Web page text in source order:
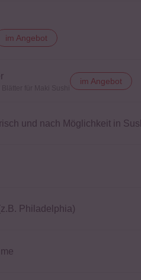
im Angebot
im Angebot
und nach Möglichkeit in
Philadelphia)